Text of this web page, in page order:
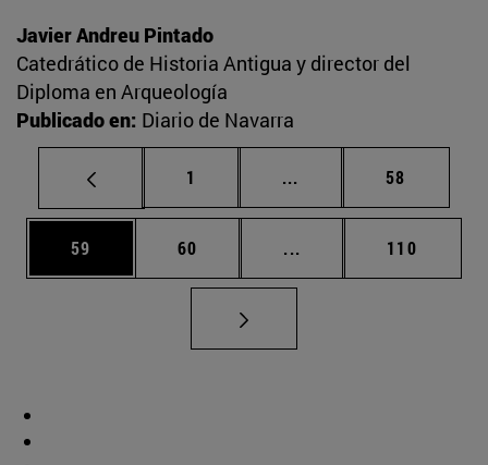
Javier Andreu Pintado
Catedrático de Historia Antigua y director del
Diploma en Arqueología
Publicado en: Diario de Navarra
Página
1 ... Páginas intermedias
Página
58
Página
59 Página
60 ... Páginas intermedias
Página
110